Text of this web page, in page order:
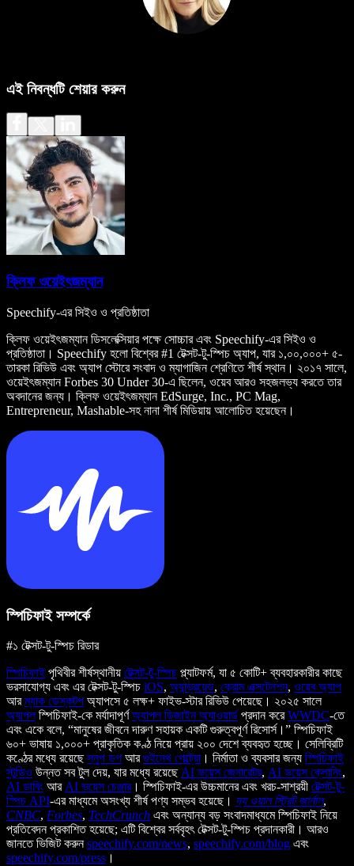
এই নিবন্ধটি শেয়ার করুন
ক্লিফ ওয়েইৎজম্যান
Speechify-এর সিইও ও প্রতিষ্ঠাতা
ক্লিফ ওয়েইৎজম্যান ডিসলেক্সিয়ার পক্ষে সোচ্চার এবং Speechify-এর সিইও ও
প্রতিষ্ঠাতা। Speechify হলো বিশ্বের #1 টেক্সট-টু-স্পিচ অ্যাপ, যার ১,০০,০০০+ ৫-
তারকা রিভিউ এবং অ্যাপ স্টোরে সংবাদ ও ম্যাগাজিন শ্রেণিতে শীর্ষ স্থান। ২০১৭ সালে,
ওয়েইৎজম্যান Forbes 30 Under 30-এ ছিলেন, ওয়েব আরও সহজলভ্য করতে তার
অবদানের জন্য। ক্লিফ ওয়েইৎজম্যান EdSurge, Inc., PC Mag,
Entrepreneur, Mashable-সহ নানা শীর্ষ মিডিয়ায় আলোচিত হয়েছেন।
স্পিচিফাই সম্পর্কে
#১ টেক্সট-টু-স্পিচ রিডার
স্পিচিফাই পৃথিবীর শীর্ষস্থানীয় টেক্সট-টু-স্পিচ প্ল্যাটফর্ম, যা ৫ কোটি+ ব্যবহারকারীর কাছে
ভরসাযোগ্য এবং এর টেক্সট-টু-স্পিচ iOS, অ্যান্ড্রয়েড, ক্রোম এক্সটেনশন, ওয়েব অ্যাপ
আরম্যাক ডেস্কটপ অ্যাপসে ৫ লক্ষ+ ফাইভ-স্টার রিভিউ পেয়েছে। ২০২৫ সালে
অ্যাপলস্পিচিফাই-কে মর্যাদাপূর্ণঅ্যাপল ডিজাইন অ্যাওয়ার্ড প্রদান করেWWDC-তে
এবং একে বলে, “মানুষের জীবনে দারুণ সহায়ক একটি গুরুত্বপূর্ণ রিসোর্স।” স্পিচিফাই
৬০+ ভাষায় ১,০০০+ প্রাকৃতিক কণ্ঠ নিয়ে প্রায় ২০০ দেশে ব্যবহৃত হচ্ছে। সেলিব্রিটি
কণ্ঠের মধ্যে রয়েছেস্নুপ ডগ আরগুইনেথ পেল্ট্রো । নির্মাতা ও ব্যবসার জন্য স্পিচিফাই
স্টুডিও উন্নত সব টুল দেয়, যার মধ্যে রয়েছে AI ভয়েস জেনারেটর, AI ভয়েস ক্লোনিং,
AI ডাবিং আর AI ভয়েস চেঞ্জার। স্পিচিফাই-এর উচ্চমানের এবং খরচ-সাশ্রয়ী টেক্সট-টু-
স্পিচ API-এর মাধ্যমে অসংখ্য শীর্ষ পণ্য সম্ভব হয়েছে। দ্য ওয়াল স্ট্রিট জার্নাল,
CNBC, Forbes, TechCrunch এবং অন্যান্য বড় সংবাদমাধ্যমে স্পিচিফাই নিয়ে
প্রতিবেদন প্রকাশিত হয়েছে; এটি বিশ্বের সর্ববৃহৎ টেক্সট-টু-স্পিচ প্রদানকারী। আরও
জানতে ভিজিট করুনspeechify.com/news, speechify.com/blog এবং
speechify.com/press ।